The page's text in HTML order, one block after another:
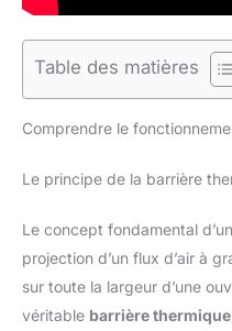
Table des matières
Comprendre le
Le principe de la barrière
Le concept fondamental
projection d’un flux d’air à
sur toute la largeur d’une
véritable barrière